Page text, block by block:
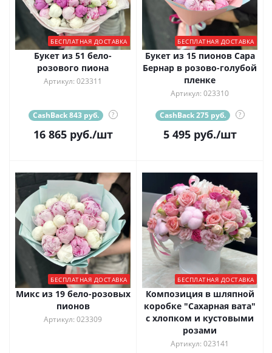
БЕСПЛАТНАЯ ДОСТАВКА
Букет из 51 бело-
розового пиона
Артикул: 023311
CashBack 843 руб. ?
16 865руб./шт
БЕСПЛАТНАЯ ДОСТАВКА
Букет из 15 пионов Сара
Бернар в розово-голубой
пленке
Артикул: 023310
CashBack 275 руб. ?
5 495руб./шт
БЕСПЛАТНАЯ ДОСТАВКА
Микс из 19 бело-розовых
пионов
Артикул: 023309
БЕСПЛАТНАЯ ДОСТАВКА
Композиция в шляпной
коробке "Сахарная вата"
с хлопком и кустовыми
розами
Артикул: 023141